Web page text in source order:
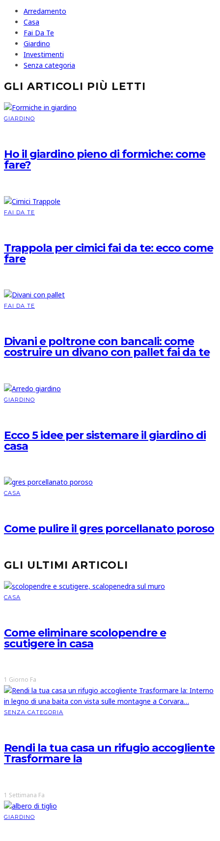
Arredamento
Casa
Fai Da Te
Giardino
Investimenti
Senza categoria
GLI ARTICOLI PIÙ LETTI
GIARDINO
Ho il giardino pieno di formiche: come
fare?
FAI DA TE
Trappola per cimici fai da te: ecco come
fare
FAI DA TE
Divani e poltrone con bancali: come
costruire un divano con pallet fai da te
GIARDINO
Ecco 5 idee per sistemare il giardino di
casa
CASA
Come pulire il gres porcellanato poroso
GLI ULTIMI ARTICOLI
CASA
Come eliminare scolopendre e
scutigere in casa
1 Giorno Fa
SENZA CATEGORIA
Rendi la tua casa un rifugio accogliente
Trasformare la
1 Settimana Fa
GIARDINO